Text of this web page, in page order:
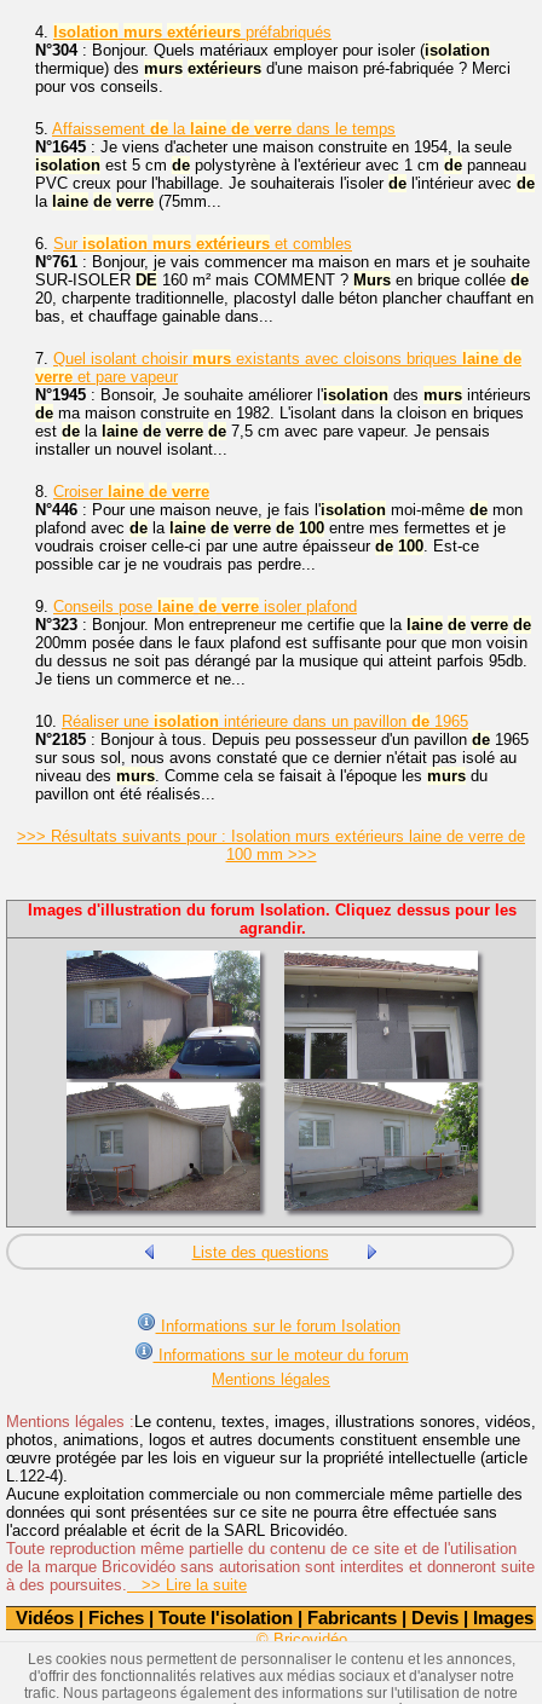
Vidéos | Fiches | Toute l'isolation | Fabricants | Devis | Images
4. Isolation murs extérieurs préfabriqués
N°304: Bonjour. Quels matériaux employer pour isoler (isolation
thermique) des murs extérieurs d'une maison pré-fabriquée ? Merci
pour vos conseils.
5. Affaissement de la laine de verre dans le temps
N°1645 : Je viens d'acheter une maison construite en 1954, la seule
isolation est 5 cm de polystyrène à l'extérieur avec 1 cm de panneau
PVC creux pour l'habillage. Je souhaiterais l'isoler de l'intérieur avec de
la laine de verre (75mm...
6. Sur isolation murs extérieurs et combles
N°761 : Bonjour, je vais commencer ma maison en mars et je souhaite
SUR-ISOLER DE 160 m² mais COMMENT ? Murs en brique collée de
20, charpente traditionnelle, placostyl dalle béton plancher chauffant en
bas, et chauffage gainable dans...
7. Quel isolant choisir murs existants avec cloisons briques laine de
verre et pare vapeur
N°1945 : Bonsoir, Je souhaite améliorer l'isolation des murs intérieurs
de ma maison construite en 1982. L'isolant dans la cloison en briques
est de la laine de verre de 7,5 cm avec pare vapeur. Je pensais
installer un nouvel isolant...
8. Croiser laine de verre
N°446 : Pour une maison neuve, je fais l'isolation moi-même de mon
plafond avec de la laine de verre de 100 entre mes fermettes et je
voudrais croiser celle-ci par une autre épaisseur de 100. Est-ce
possible car je ne voudrais pas perdre...
9. Conseils pose laine de verre isoler plafond
N°323 : Bonjour. Mon entrepreneur me certifie que la laine de verre de
200mm posée dans le faux plafond est suffisante pour que mon voisin
du dessus ne soit pas dérangé par la musique qui atteint parfois 95db.
Je tiens un commerce et ne...
10. Réaliser une isolation intérieure dans un pavillon de 1965
N°2185 : Bonjour à tous. Depuis peu possesseur d'un pavillon de 1965
sur sous sol, nous avons constaté que ce dernier n'était pas isolé au
niveau des murs. Comme cela se faisait à l'époque les murs du
pavillon ont été réalisés...
>>> Résultats suivants pour : Isolation murs extérieurs laine de verre de
100 mm >>>
Images d'illustration du forum Isolation. Cliquez dessus pour les
agrandir.
Liste des questions
Informations sur le forum Isolation
Informations sur le moteur du forum
Mentions légales
Mentions légales : Le contenu, textes, images, illustrations sonores, vidéos,
photos, animations, logos et autres documents constituent ensemble une
œuvre protégée par les lois en vigueur sur la propriété intellectuelle (article
L.122-4).
Aucune exploitation commerciale ou non commerciale même partielle des
données qui sont présentées sur ce site ne pourra être effectuée sans
l'accord préalable et écrit de la SARL Bricovidéo.
Toute reproduction même partielle du contenu de ce site et de l'utilisation
de la marque Bricovidéo sans autorisation sont interdites et donneront suite
à des poursuites. >> Lire la suite
© Bricovidéo
Les cookies nous permettent de personnaliser le contenu et les annonces,
d'offrir des fonctionnalités relatives aux médias sociaux et d'analyser notre
trafic. Nous partageons également des informations sur l'utilisation de notre